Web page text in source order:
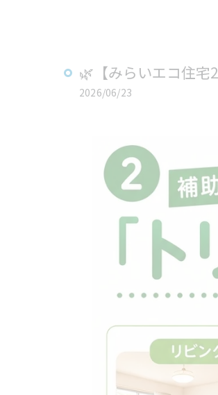
🌿【みらいエコ住宅
2026/06/23